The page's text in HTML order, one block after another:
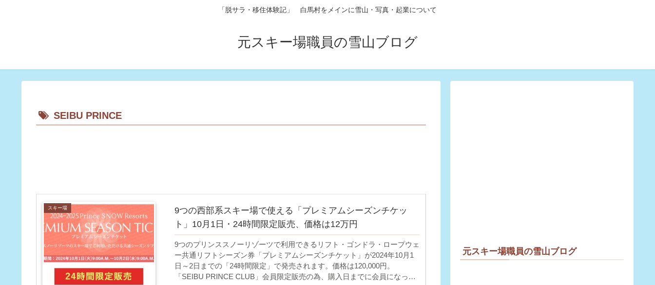
「脱サラ・移住体験記」 白馬村をメインに雪山・写真・起業について
元スキー場職員の雪山ブログ
SEIBU PRINCE
スキー場
9つの西部系スキー場で使える「プレミアムシーズンチケッ
ト」10月1日・24時間限定販売、価格は12万円
9つのプリンススノーリゾーツで利用できるリフト・ゴンドラ・ロープウェ
ー共通リフトシーズン券「プレミアムシーズンチケット」が2024年10月1
日～2日までの「24時間限定」で発売されます。価格は120,000円。
「SEIBU PRINCE CLUB」会員限定販売の為、購入日までに会員になって
元スキー場職員の雪山ブログ